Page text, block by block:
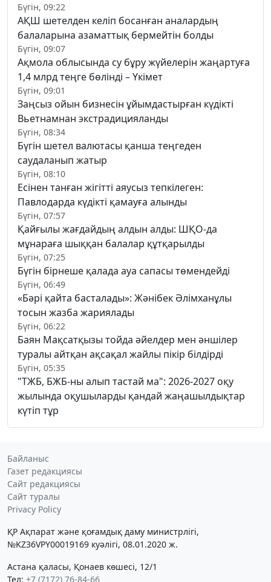
Бүгін, 09:22
АҚШ шетелден келіп босанған аналардың
балаларына азаматтық бермейтін болды
Бүгін, 09:07
Ақмола облысында су бұру жүйелерін жаңартуға
1,4 млрд теңге бөлінді – Үкімет
Бүгін, 09:01
Заңсыз ойын бизнесін ұйымдастырған күдікті
Вьетнамнан экстрадицияланды
Бүгін, 08:34
Бүгін шетел валютасы қанша теңгеден
саудаланып жатыр
Бүгін, 08:10
Есінен танған жігітті аяусыз тепкілеген:
Павлодарда күдікті қамауға алынды
Бүгін, 07:57
Қайғылы жағдайдың алдын алды: ШҚО-да
мұнараға шыққан балалар құтқарылды
Бүгін, 07:25
Бүгін бірнеше қалада ауа сапасы төмендейді
Бүгін, 06:49
«Бәрі қайта басталады»: Жәнібек Әлімханұлы
тосын жазба жариялады
Бүгін, 06:22
Баян Мақсатқызы тойда әйелдер мен әншілер
туралы айтқан ақсақал жайлы пікір білдірді
Бүгін, 05:35
"ТЖБ, БЖБ-ны алып тастай ма": 2026-2027 оқу
жылында оқушыларды қандай жаңашылдықтар
күтіп тұр
Байланыс
Газет редакциясы
Сайт редакциясы
Сайт туралы
Privacy Policy
ҚР Ақпарат және қоғамдық даму министрлігі,
№KZ36VPY00019169 куәлігі, 08.01.2020 ж.
Астана қаласы, Қонаев көшесі, 12/1
Тел: +7 (7172) 76-84-66